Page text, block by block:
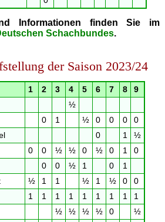
Informationen finden Sie im
Schachbundes.
der Saison 2023/24
1 2 3 4 5 6 7 8
9
½
0 1 ½ 0 0 0
0
0 1
½
0 0 ½ ½ 0 ½ 0 1
0
0 0 ½ 1 0
1
½ 1 1 ½ 1 ½ 0
0
1 1 1 1 1 1 1 1
1
½ ½ ½ ½ 0
½